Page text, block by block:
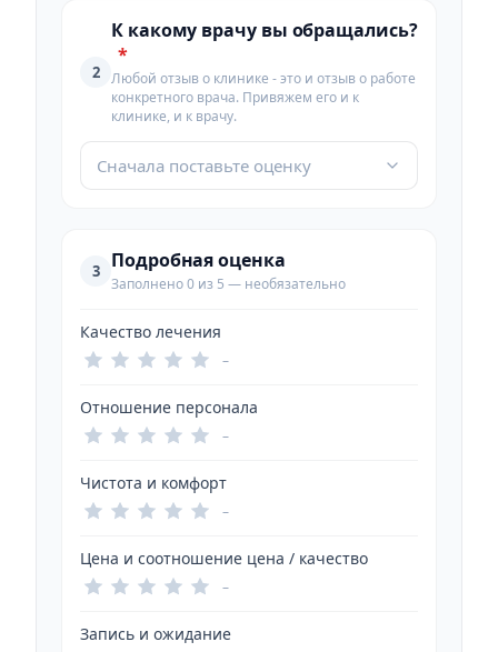
2
К какому врачу вы обращались?
*
Любой отзыв о клинике - это и отзыв о работе
конкретного врача. Привяжем его и к
клинике, и к врачу.
Сначала поставьте оценку
3 Подробная оценка
Заполнено 0 из 5 — необязательно
Качество лечения
–
Отношение персонала
–
Чистота и комфорт
–
Цена и соотношение цена / качество
–
Запись и ожидание